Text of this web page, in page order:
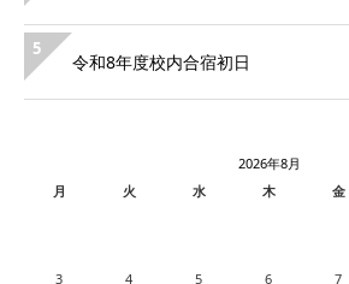
5
令和8年度校内合宿初日
2026年8月
月
火 水 木 金
3 4 5 6 7